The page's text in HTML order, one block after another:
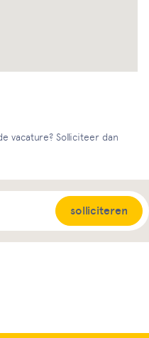
vacature? Solliciteer dan
solliciteren